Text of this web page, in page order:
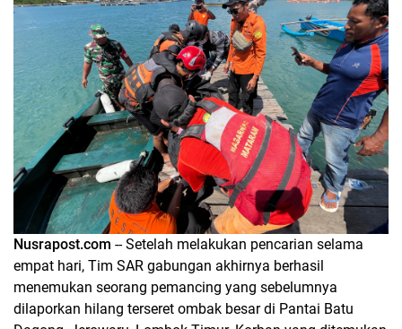
Nusrapost.com -- Setelah melakukan pencarian selama
empat hari, Tim SAR gabungan akhirnya berhasil
menemukan seorang pemancing yang sebelumnya
dilaporkan hilang terseret ombak besar di Pantai Batu